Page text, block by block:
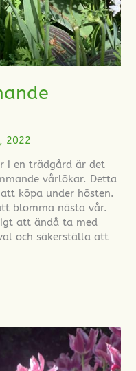
2022
i en trädgård är det
vårlökar. Detta
köpa under hösten.
blomma nästa vår.
att ändå ta med
och säkerställa att